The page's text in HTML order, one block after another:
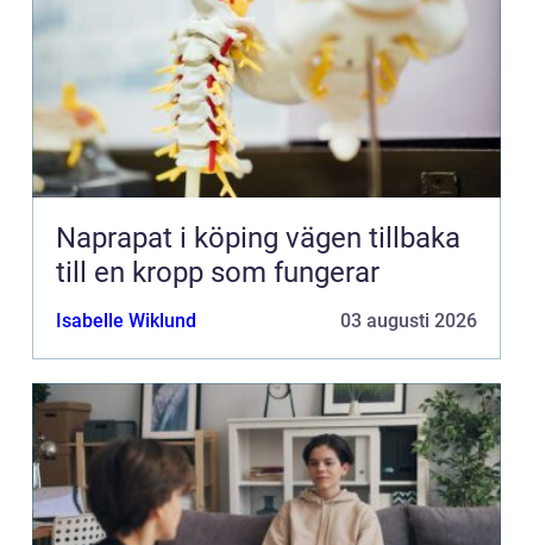
Naprapat i köping vägen tillbaka
till en kropp som fungerar
Isabelle Wiklund 03 augusti 2026